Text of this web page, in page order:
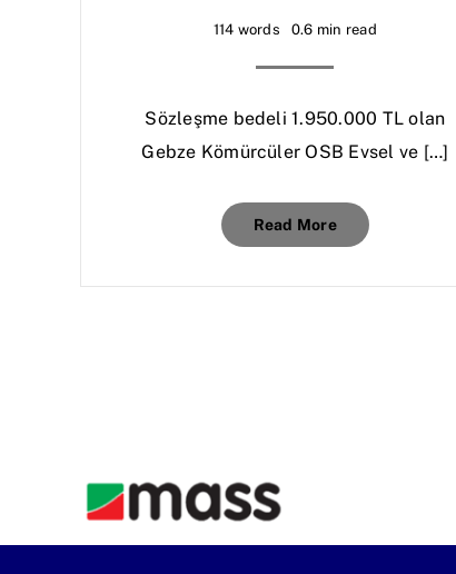
114 words 0.6 min read
Sözleşme bedeli 1.950.000 TL olan
Gebze Kömürcüler OSB Evsel ve […]
Read More